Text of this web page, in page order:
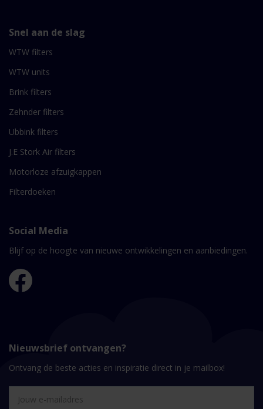
Snel aan de slag
WTW filters
WTW units
Brink filters
Zehnder filters
Ubbink filters
J.E Stork Air filters
Motorloze afzuigkappen
Filterdoeken
Social Media
Blijf op de hoogte van nieuwe ontwikkelingen en aanbiedingen.
Nieuwsbrief ontvangen?
Ontvang de beste acties en inspiratie direct in je mailbox!